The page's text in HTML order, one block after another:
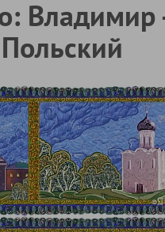
Владимир
Польский